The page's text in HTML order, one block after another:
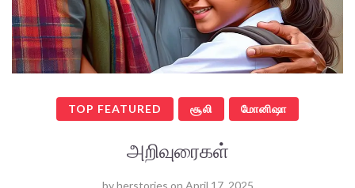
TOP FEATURED சூலி மோனிஷா
அறிவுரைகள்
byherstories on April 17, 2025